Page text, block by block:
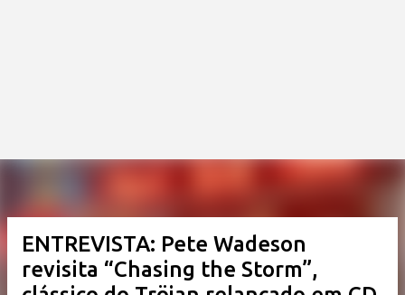
ENTREVISTA: Pete Wadeson
revisita “Chasing the Storm”,